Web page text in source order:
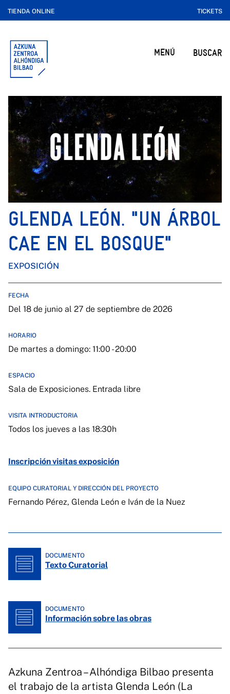
TIENDA ONLINE TICKETS
MENÚ BUSCAR
GLENDA LEÓN. "UN ÁRBOL
CAE EN EL BOSQUE"
EXPOSICIÓN
FECHA
Del 18 de junio al 27 de septiembre de 2026
HORARIO
De martes a domingo: 11:00 - 20:00
ESPACIO
Sala de Exposiciones. Entrada libre
VISITA INTRODUCTORIA
Todos los jueves a las 18:30h
Inscripción visitas exposición
EQUIPO CURATORIAL Y DIRECCIÓN DEL PROYECTO
Fernando Pérez, Glenda León e Iván de la Nuez
DOCUMENTO
Texto Curatorial
DOCUMENTO
Información sobre las obras
Azkuna Zentroa – Alhóndiga Bilbao presenta
el trabajo de la artista Glenda León (La